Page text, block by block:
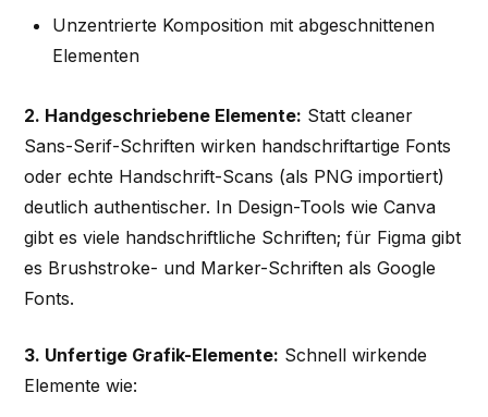
Unzentrierte Komposition mit abgeschnittenen
Elementen
2. Handgeschriebene Elemente: Statt cleaner
Sans-Serif-Schriften wirken handschriftartige Fonts
oder echte Handschrift-Scans (als PNG importiert)
deutlich authentischer. In Design-Tools wie Canva
gibt es viele handschriftliche Schriften; für Figma gibt
es Brushstroke- und Marker-Schriften als Google
Fonts.
3. Unfertige Grafik-Elemente: Schnell wirkende
Elemente wie: